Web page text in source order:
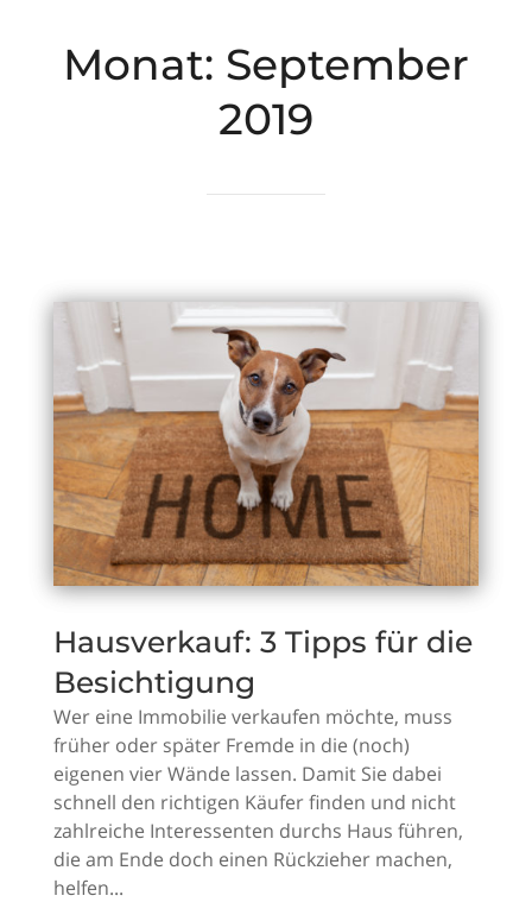
Monat: September
2019
Hausverkauf: 3 Tipps für die
Besichtigung
Wer eine Immobilie verkaufen möchte, muss
früher oder später Fremde in die (noch)
eigenen vier Wände lassen. Damit Sie dabei
schnell den richtigen Käufer finden und nicht
zahlreiche Interessenten durchs Haus führen,
die am Ende doch einen Rückzieher machen,
helfen...